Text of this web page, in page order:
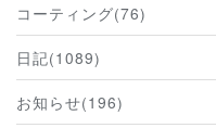
コーティング(76)
日記(1089)
お知らせ(196)